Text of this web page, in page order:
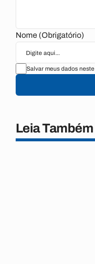
Nome (Obrigatório)
Salvar meus dados
Leia Também